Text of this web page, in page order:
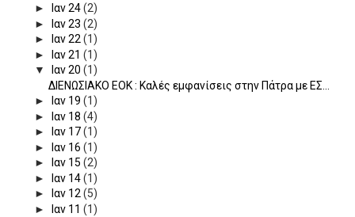
►
Ιαν 24(2)
►
Ιαν 23 (2)
►
Ιαν 22(1)
►
Ιαν 21 (1)
▼
Ιαν 20 (1)
ΔΙΕΝΩΣΙΑΚΟ ΕΟΚ : Καλές εμφανίσεις στην Πάτρα με ΕΣ...
►
Ιαν 19 (1)
►
Ιαν 18 (4)
►
Ιαν 17(1)
►
Ιαν 16 (1)
►
Ιαν 15 (2)
►
Ιαν 14(1)
►
Ιαν 12(5)
►
Ιαν 11 (1)